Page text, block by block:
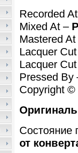
Recorded
Mixed At –
Mastered
Lacquer
Lacquer
Pressed
Copyright
Состояние
от